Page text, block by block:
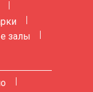
залы